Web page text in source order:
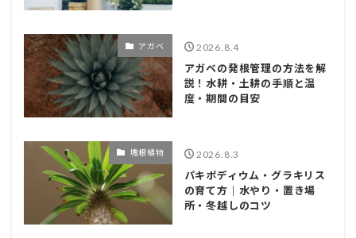
アガベ 2026.8.4
アガベの発根管理の方法を解
説！水耕・土耕の手順と温
度・期間の目安
塊根植物 2026.8.3
パキポディウム・グラキリス
の育て方｜水やり・置き場
所・冬越しのコツ